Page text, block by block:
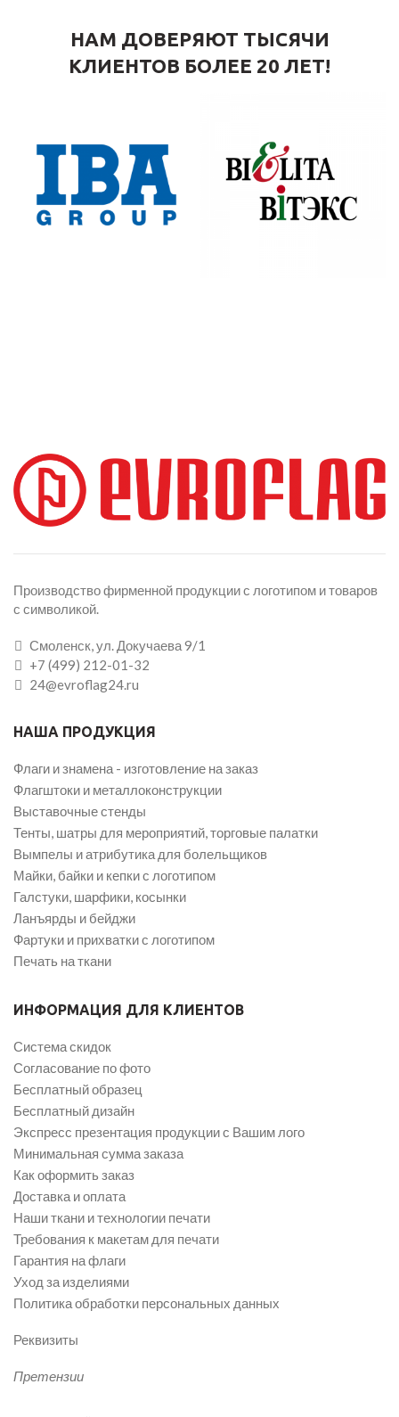
НАМ ДОВЕРЯЮТ ТЫСЯЧИ
КЛИЕНТОВ БОЛЕЕ 20 ЛЕТ!
Производство фирменной продукции с логотипом и товаров
с символикой.
Смоленск, ул. Докучаева 9/1
+7 (499) 212-01-32
24@evroflag24.ru
НАША ПРОДУКЦИЯ
Флаги и знамена - изготовление на заказ
Флагштоки и металлоконструкции
Выставочные стенды
Тенты, шатры для мероприятий, торговые палатки
Вымпелы и атрибутика для болельщиков
Майки, байки и кепки с логотипом
Галстуки, шарфики, косынки
Ланъярды и бейджи
Фартуки и прихватки с логотипом
Печать на ткани
ИНФОРМАЦИЯ ДЛЯ КЛИЕНТОВ
Система скидок
Согласование по фото
Бесплатный образец
Бесплатный дизайн
Экспресс презентация продукции с Вашим лого
Минимальная сумма заказа
Как оформить заказ
Доставка и оплата
Наши ткани и технологии печати
Требования к макетам для печати
Гарантия на флаги
Уход за изделиями
Политика обработки персональных данных
Реквизиты
Претензии